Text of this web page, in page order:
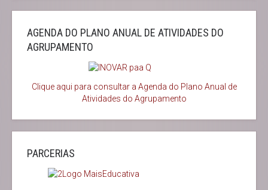
AGENDA DO PLANO ANUAL DE ATIVIDADES DO
AGRUPAMENTO
Clique aqui para consultar a Agenda do Plano Anual de
Atividades do Agrupamento
PARCERIAS